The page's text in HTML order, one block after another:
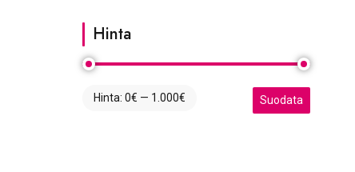
Hinta
Minimihinta
Maksimihinta
Suodata
Hinta: 0€ — 1.000€